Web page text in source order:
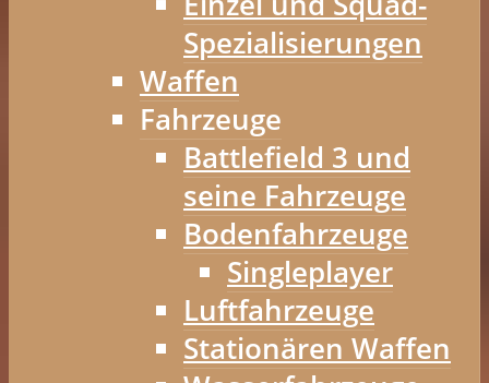
Spezialisierungen
Waffen
Fahrzeuge
Battlefield 3 und
seine Fahrzeuge
Bodenfahrzeuge
Singleplayer
Luftfahrzeuge
Stationären Waffen